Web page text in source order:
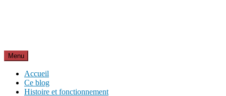
Menu
Accueil
Ce blog
Histoire et fonctionnement